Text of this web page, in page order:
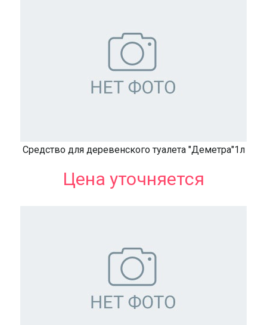
Средство для деревенского туалета "Деметра"1л
Цена уточняется